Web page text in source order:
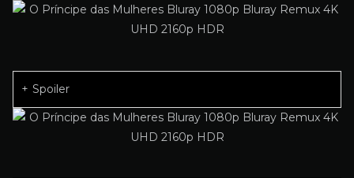
Spoiler